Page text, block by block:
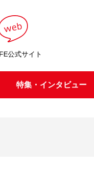
公式サイト
特集・インタビュー